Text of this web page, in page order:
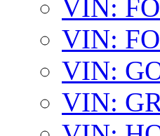
VIN:
VIN:
VIN:
VIN: